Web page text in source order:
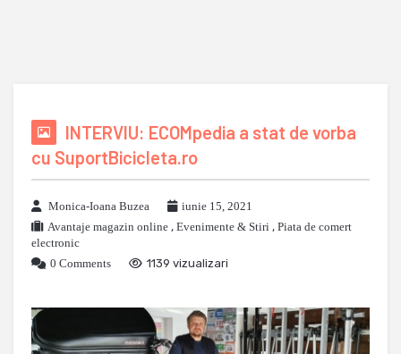
INTERVIU: ECOMpedia a stat de vorba
cu SuportBicicleta.ro
Monica-Ioana Buzea
iunie 15, 2021
Avantaje magazin online , Evenimente & Stiri , Piata de comert
electronic
0 Comments
1139 vizualizari